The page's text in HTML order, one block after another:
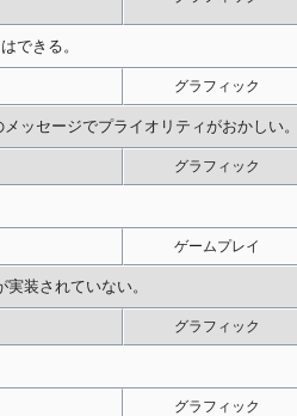
できる。
グラフィック
ッセージでプライオリティがおかしい。
グラフィック
ゲームプレイ
装されていない。
グラフィック
グラフィック